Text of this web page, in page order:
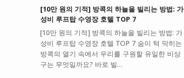
[10만 원의 기적] 방콕의 하늘을 빌리는 방법: 가
성비 루프탑 수영장 호텔 TOP 7
[10만 원의 기적] 방콕의 하늘을 빌리는 방법: 가
성비 루프탑 수영장 호텔 TOP 7 숨이 턱 막히는
방콕의 열기 속에서 우리를 구원할 유일한 비상
구는 무엇일까요? 바로 빌…